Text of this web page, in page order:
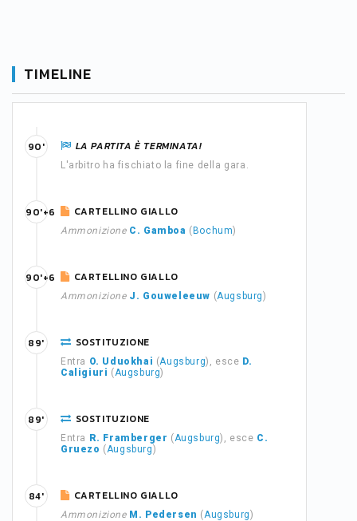
TIMELINE
LA PARTITA È TERMINATA!
L'arbitro ha fischiato la fine della gara.
90'
CARTELLINO GIALLO
Ammonizione C. Gamboa ( Bochum)
90'+6
CARTELLINO GIALLO
Ammonizione J. Gouweleeuw (Augsburg)
90'+6
SOSTITUZIONE
Entra O. Uduokhai (Augsburg), esce D.
Caligiuri (Augsburg)
89'
SOSTITUZIONE
Entra R. Framberger (Augsburg), esce C.
Gruezo (Augsburg)
89'
CARTELLINO GIALLO
Ammonizione M. Pedersen (Augsburg)
84'